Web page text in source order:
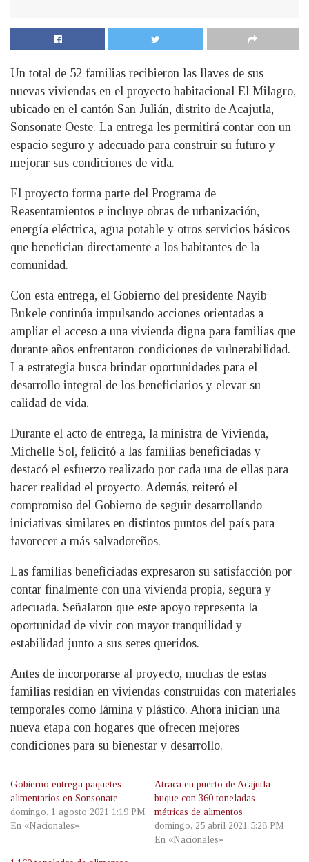
Un total de 52 familias recibieron las llaves de sus
nuevas viviendas en el proyecto habitacional El Milagro,
ubicado en el cantón San Julián, distrito de Acajutla,
Sonsonate Oeste. La entrega les permitirá contar con un
espacio seguro y adecuado para construir su futuro y
mejorar sus condiciones de vida.
El proyecto forma parte del Programa de
Reasentamientos e incluye obras de urbanización,
energía eléctrica, agua potable y otros servicios básicos
que benefician directamente a los habitantes de la
comunidad.
Con esta entrega, el Gobierno del presidente Nayib
Bukele continúa impulsando acciones orientadas a
ampliar el acceso a una vivienda digna para familias que
durante años enfrentaron condiciones de vulnerabilidad.
La estrategia busca brindar oportunidades para el
desarrollo integral de los beneficiarios y elevar su
calidad de vida.
Durante el acto de entrega, la ministra de Vivienda,
Michelle Sol, felicitó a las familias beneficiadas y
destacó el esfuerzo realizado por cada una de ellas para
hacer realidad el proyecto. Además, reiteró el
compromiso del Gobierno de seguir desarrollando
iniciativas similares en distintos puntos del país para
favorecer a más salvadoreños.
Las familias beneficiadas expresaron su satisfacción por
contar finalmente con una vivienda propia, segura y
adecuada. Señalaron que este apoyo representa la
oportunidad de vivir con mayor tranquilidad y
estabilidad junto a sus seres queridos.
Antes de incorporarse al proyecto, muchas de estas
familias residían en viviendas construidas con materiales
temporales como lámina y plástico. Ahora inician una
nueva etapa con hogares que ofrecen mejores
condiciones para su bienestar y desarrollo.
Gobierno entrega paquetes
alimentarios en Sonsonate
domingo, 1 agosto 2021 1:19 PM
En «Nacionales»
Atraca en puerto de Acajutla
buque con 360 toneladas
métricas de alimentos
domingo, 25 abril 2021 5:28 PM
En «Nacionales»